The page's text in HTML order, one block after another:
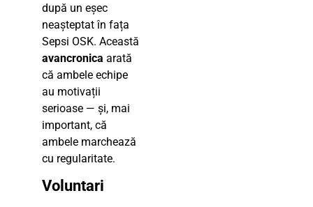
după un eșec
neașteptat în fața
Sepsi OSK. Această
avancronica arată
că ambele echipe
au motivații
serioase — și, mai
important, că
ambele marchează
cu regularitate.
Voluntari